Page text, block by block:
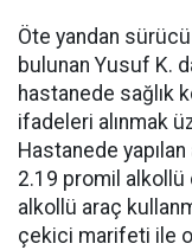
Öte yandan
bulunan Yusuf K.
hastanede sağlık
ifadeleri alınmak
Hastanede
2.19 promil
alkollü araç
çekici marifeti ile